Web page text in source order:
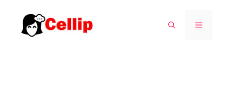
turinio
MENIU